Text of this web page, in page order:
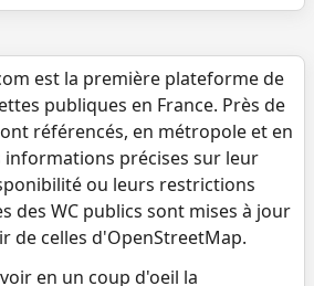
est la première plateforme de
publiques en France. Près de
référencés, en métropole et en
informations précises sur leur
ou leurs restrictions
des WC publics sont mises à jour
de celles d'OpenStreetMap.
en un coup d'oeil la